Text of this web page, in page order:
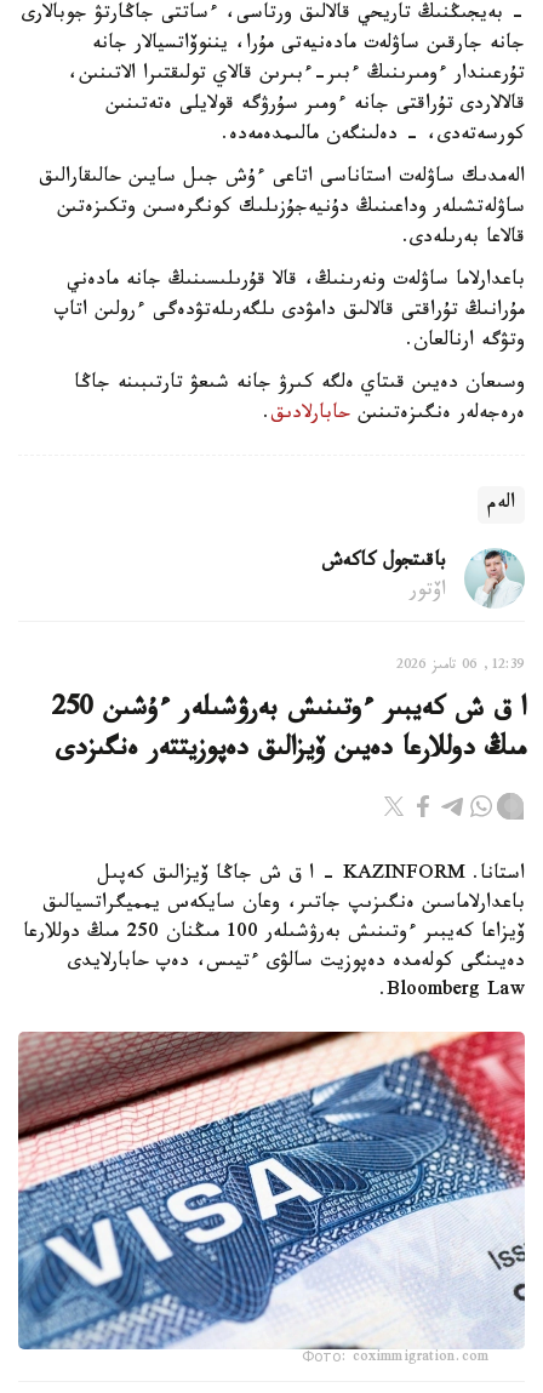
- بەيجىڭنىڭ تاريحي قالالىق ورتاسى، ءساتتى جاڭارتۋ جوبالارى
جانە جارقىن ساۋلەت مادەنيەتى مۇرا، يننوۆاتسيالار جانە
تۇرعىندار ءومىرىنىڭ ءبىر-ءبىرىن قالاي تولىقتىرا الاتىنىن،
قالالاردى تۇراقتى جانە ءومىر سۇرۋگە قولايلى ەتەتىنىن
كورسەتەدى، - دەلىنگەن مالىمدەمەدە.
الەمدىك ساۋلەت استاناسى اتاعى ءۇش جىل سايىن حالىقارالىق
ساۋلەتشىلەر وداعىنىڭ دۇنيەجۇزىلىك كونگرەسىن وتكىزەتىن
قالاعا بەرىلەدى.
باعدارلاما ساۋلەت ونەرىنىڭ، قالا قۇرىلىسىنىڭ جانە مادەني
مۇرانىڭ تۇراقتى قالالىق دامۋدى ىلگەرىلەتۋدەگى ءرولىن اتاپ
وتۋگە ارنالعان.
وسىعان دەيىن قىتاي ەلگە كىرۋ جانە شىعۋ تارتىبىنە جاڭا
ەرەجەلەر ەنگىزەتىنىن حابارلادىق.
الەم
باقىتجول كاكەش
اۆتور
12:39, 06 تامىز 2026
ا ق ش كەيبىر ءوتىنىش بەرۋشىلەر ءۇشىن 250
مىڭ دوللارعا دەيىن ۆيزالىق دەپوزيتتەر ەنگىزدى
استانا. KAZINFORM – ا ق ش جاڭا ۆيزالىق كەپىل
باعدارلاماسىن ەنگىزىپ جاتىر، وعان سايكەس يمميگراتسيالىق
ۆيزاعا كەيبىر ءوتىنىش بەرۋشىلەر 100 مىڭنان 250 مىڭ دوللارعا
دەيىنگى كولەمدە دەپوزيت سالۋى ءتيىس، دەپ حابارلايدى
Bloomberg Law.
Фото: coximmigration.com